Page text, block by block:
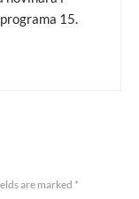
15.
are marked *